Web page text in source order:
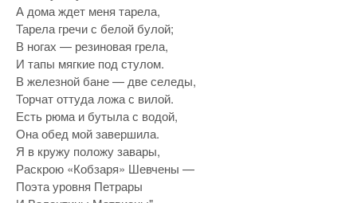
А дома ждет меня тарела,
Тарела гречи с белой булой;
В ногах — резиновая грела,
И тапы мягкие под стулом.
В железной бане — две селеды,
Торчат оттуда ложа с вилой.
Есть рюма и бутыла с водой,
Она обед мой завершила.
Я в кружу положу завары,
Раскрою «Кобзаря» Шевчены —
Поэта уровня Петрары